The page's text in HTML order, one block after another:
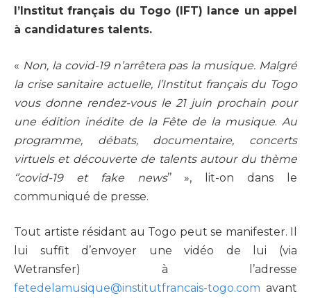
l’Institut français du Togo (IFT) lance un appel
à candidatures talents.
« Non, la covid-19 n’arrêtera pas la musique. Malgré
la crise sanitaire actuelle, l’Institut français du Togo
vous donne rendez-vous le 21 juin prochain pour
une édition inédite de la Fête de la musique. Au
programme, débats, documentaire, concerts
virtuels et découverte de talents autour du thème
‘’covid-19 et fake news’’ », lit-on dans le
communiqué de presse.
Tout artiste résidant au Togo peut se manifester. Il
lui suffit d’envoyer une vidéo de lui (via
Wetransfer) à l’adresse
fetedelamusique@institutfrancais-togo.com avant